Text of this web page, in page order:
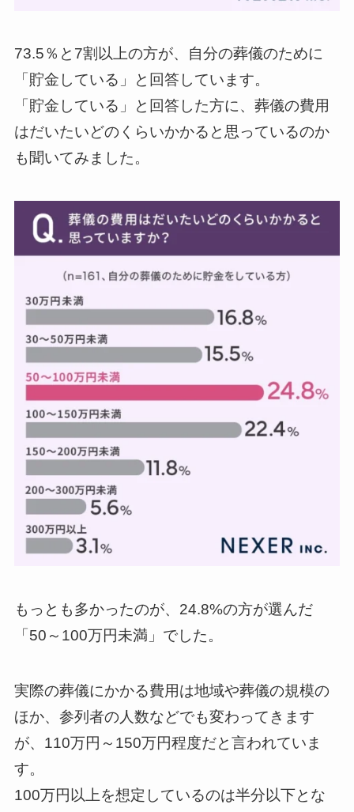
73.5％と7割以上の方が、自分の葬儀のために
「貯金している」と回答しています。
「貯金している」と回答した方に、葬儀の費用
はだいたいどのくらいかかると思っているのか
も聞いてみました。
もっとも多かったのが、24.8%の方が選んだ
「50～100万円未満」でした。
実際の葬儀にかかる費用は地域や葬儀の規模の
ほか、参列者の人数などでも変わってきます
が、110万円～150万円程度だと言われていま
す。
100万円以上を想定しているのは半分以下とな